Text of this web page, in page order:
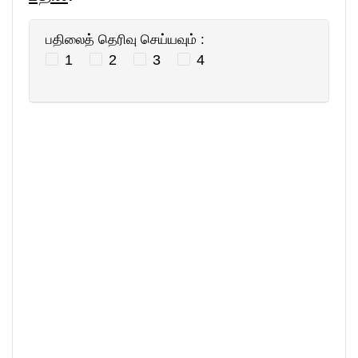
பதிலைத் தெரிவு செய்யவும் :
1 2 3 4